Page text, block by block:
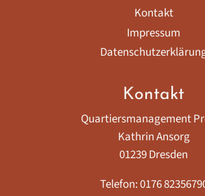
Kontakt
Impressum
Kontakt
Quartiersmanagement
Kathrin Ansorg
01239 Dresden
Telefon: 0176